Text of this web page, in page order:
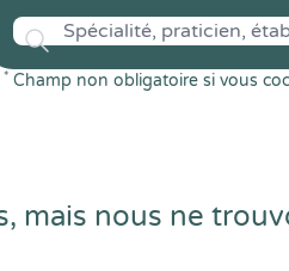
* Champ non obligatoire si vous
mais nous ne